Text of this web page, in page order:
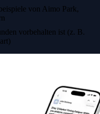
von Aimo Park,
vorbehalten ist (z. B.